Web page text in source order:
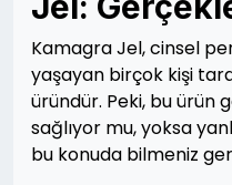
Kamagra Jel, cinsel
yaşayan birçok kişi
üründür. Peki, bu
sağlıyor mu, yoksa
bu konuda bilmeniz